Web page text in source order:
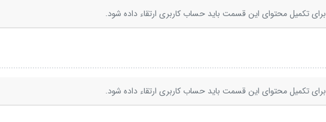
برای تکمیل محتوای این قسمت باید حساب کاربری ارتقاء داده شود.
برای تکمیل محتوای این قسمت باید حساب کاربری ارتقاء داده شود.